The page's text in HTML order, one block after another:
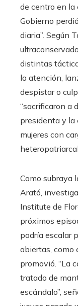
de centro en la
Gobierno
diaria”. Según
distintas
la atención,
despistar o
“sacrificaron a
presidenta y la
mujeres con
Como subraya
Arató,
Institute de
próximos
podría escalar
abiertas, como
promovió. “La
tratado de
escándalo”,